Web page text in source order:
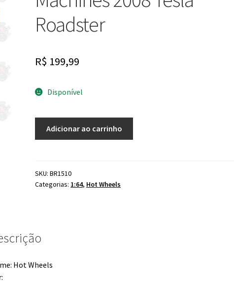
Roadster
R$ 199,99
Disponível
2008
Tesla
Adicionar ao carrinho
SKU:BR1510
Categorias: 1:64, Hot Wheels
Hot Wheels